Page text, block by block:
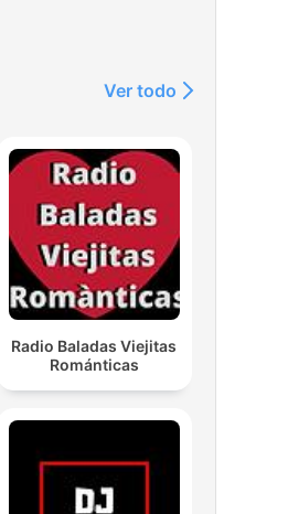
Ver todo
Radio Baladas Viejitas
Románticas